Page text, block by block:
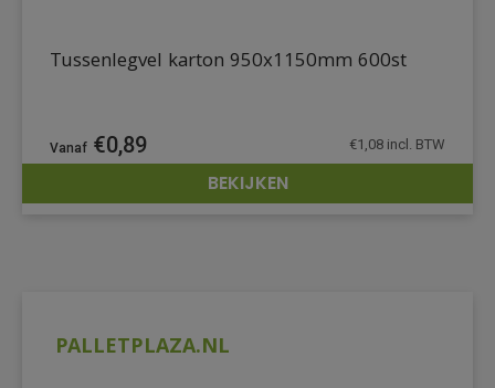
PALLETPLAZA.NL
DETAILS
Tussenlegvel karton 950x1150mm 600st
€0,89 €1,08 incl. BTW
BEKIJKEN